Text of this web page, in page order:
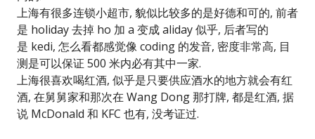
上海有很多连锁小超市, 貌似比较多的是好德和可的, 前者
是 holiday 去掉 ho 加 a 变成 aliday 似乎, 后者写的
是 kedi, 怎么看都感觉像 coding 的发音, 密度非常高, 目
测是可以保证 500 米内必有其中一家.
上海很喜欢喝红酒, 似乎是只要供应酒水的地方就会有红
酒, 在舅舅家和那次在 Wang Dong 那打牌, 都是红酒, 据
说 McDonald 和 KFC 也有, 没考证过.